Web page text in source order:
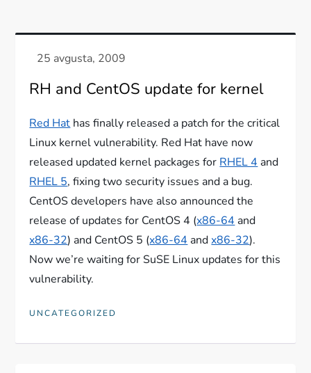
RH and CentOS update for kernel
Red Hat has finally released a patch for the critical
Linux kernel vulnerability. Red Hat have now
released updated kernel packages for RHEL 4 and
RHEL 5, fixing two security issues and a bug.
CentOS developers have also announced the
release of updates for CentOS 4 (x86-64 and
x86-32) and CentOS 5 (x86-64 andx86-32).
Now we’re waiting for SuSE Linux updates for this
vulnerability.
UNCATEGORIZED